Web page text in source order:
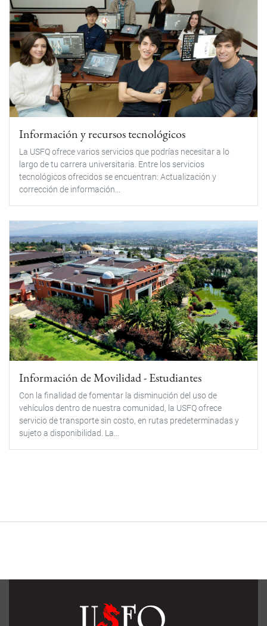
Información y recursos tecnológicos
La USFQ ofrece varios servicios que podrías necesitar a lo
largo de tu carrera universitaria. Entre los servicios
tecnológicos ofrecidos se encuentran: Actualización y
corrección de información...
Información de Movilidad - Estudiantes
Con la finalidad de fomentar la disminución del uso de
vehículos dentro de nuestra comunidad, la USFQ ofrece
servicio de transporte sin costo, en rutas predeterminadas y
sujeto a disponibilidad. La...